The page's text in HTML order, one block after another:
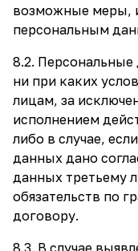
возможные меры,
персональным
8.2. Персональные
ни при каких
лицам, за
исполнением
либо в случае,
данных дано
данных третьему
обязательств по
договору.
8.3. В случае